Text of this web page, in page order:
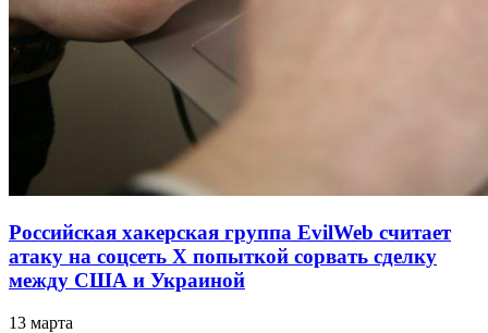
Российская хакерская группа EvilWeb считает
атаку на соцсеть Х попыткой сорвать сделку
между США и Украиной
13 марта